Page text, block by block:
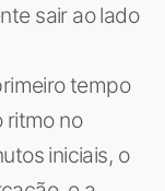
sair ao lado
tempo
ritmo no
iniciais, o